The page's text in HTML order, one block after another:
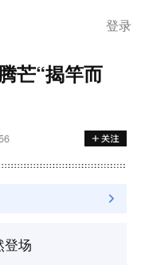
登录
芒“揭竿而
登场